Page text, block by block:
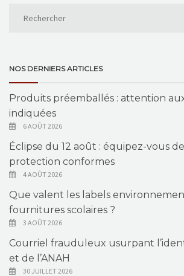
NOS DERNIERS ARTICLES
Produits préemballés : attention
indiquées
6 AOÛT 2026
Éclipse du 12 août : équipez-vous
protection conformes
4 AOÛT 2026
Que valent les labels
fournitures scolaires ?
3 AOÛT 2026
Courriel frauduleux usurpant
et de l’ANAH
30 JUILLET 2026